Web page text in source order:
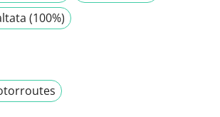
(100%)